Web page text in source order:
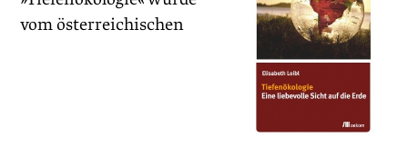
vom österreichischen